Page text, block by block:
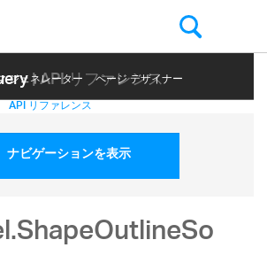
| API リファレンス
ジェネレーター ページ デザイナー
API リファレンス
ナビゲーションを表示